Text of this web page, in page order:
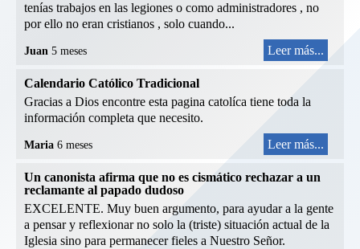
tenías trabajos en las legiones o como administradores , no
por ello no eran cristianos , solo cuando...
Juan 5 meses Leer más...
Calendario Católico Tradicional
Gracias a Dios encontre esta pagina catolíca tiene toda la
información completa que necesito.
Maria 6 meses Leer más...
Un canonista afirma que no es cismático rechazar a un
reclamante al papado dudoso
EXCELENTE. Muy buen argumento, para ayudar a la gente
a pensar y reflexionar no solo la (triste) situación actual de la
Iglesia sino para permanecer fieles a Nuestro Señor.